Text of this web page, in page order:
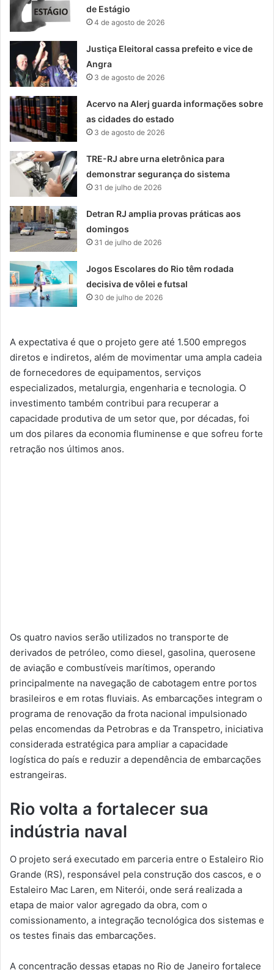
de Estágio
4 de agosto de 2026
Justiça Eleitoral cassa prefeito e vice de
Angra
3 de agosto de 2026
Acervo na Alerj guarda informações sobre
as cidades do estado
3 de agosto de 2026
TRE-RJ abre urna eletrônica para
demonstrar segurança do sistema
31 de julho de 2026
Detran RJ amplia provas práticas aos
domingos
31 de julho de 2026
Jogos Escolares do Rio têm rodada
decisiva de vôlei e futsal
30 de julho de 2026
A expectativa é que o projeto gere até 1.500 empregos
diretos e indiretos, além de movimentar uma ampla cadeia
de fornecedores de equipamentos, serviços
especializados, metalurgia, engenharia e tecnologia. O
investimento também contribui para recuperar a
capacidade produtiva de um setor que, por décadas, foi
um dos pilares da economia fluminense e que sofreu forte
retração nos últimos anos.
Os quatro navios serão utilizados no transporte de
derivados de petróleo, como diesel, gasolina, querosene
de aviação e combustíveis marítimos, operando
principalmente na navegação de cabotagem entre portos
brasileiros e em rotas fluviais. As embarcações integram o
programa de renovação da frota nacional impulsionado
pelas encomendas da Petrobras e da Transpetro, iniciativa
considerada estratégica para ampliar a capacidade
logística do país e reduzir a dependência de embarcações
estrangeiras.
Rio volta a fortalecer sua
indústria naval
O projeto será executado em parceria entre o Estaleiro Rio
Grande (RS), responsável pela construção dos cascos, e o
Estaleiro Mac Laren, em Niterói, onde será realizada a
etapa de maior valor agregado da obra, com o
comissionamento, a integração tecnológica dos sistemas e
os testes finais das embarcações.
A concentração dessas etapas no Rio de Janeiro fortalece